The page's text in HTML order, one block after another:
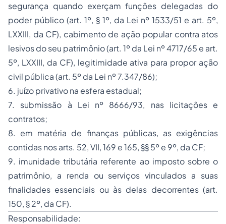
segurança quando exerçam funções delegadas do
poder público (art. 1º, § 1º, da Lei nº 1533/51 e art. 5º,
LXXIII, da CF), cabimento de ação popular contra atos
lesivos do seu patrimônio (art. 1º da Lei nº 4717/65 e art.
5º, LXXIII, da CF), legitimidade ativa para propor ação
civil pública (art. 5º da Lei nº 7.347/86);
6. juízo privativo na esfera estadual;
7. submissão à Lei nº 8666/93, nas licitações e
contratos;
8. em matéria de finanças públicas, as exigências
contidas nos arts. 52, VII, 169 e 165, §§ 5º e 9º, da CF;
9. imunidade tributária referente ao imposto sobre o
patrimônio, a renda ou serviços vinculados a suas
finalidades essenciais ou às delas decorrentes (art.
150, § 2º, da CF).
Responsabilidade: